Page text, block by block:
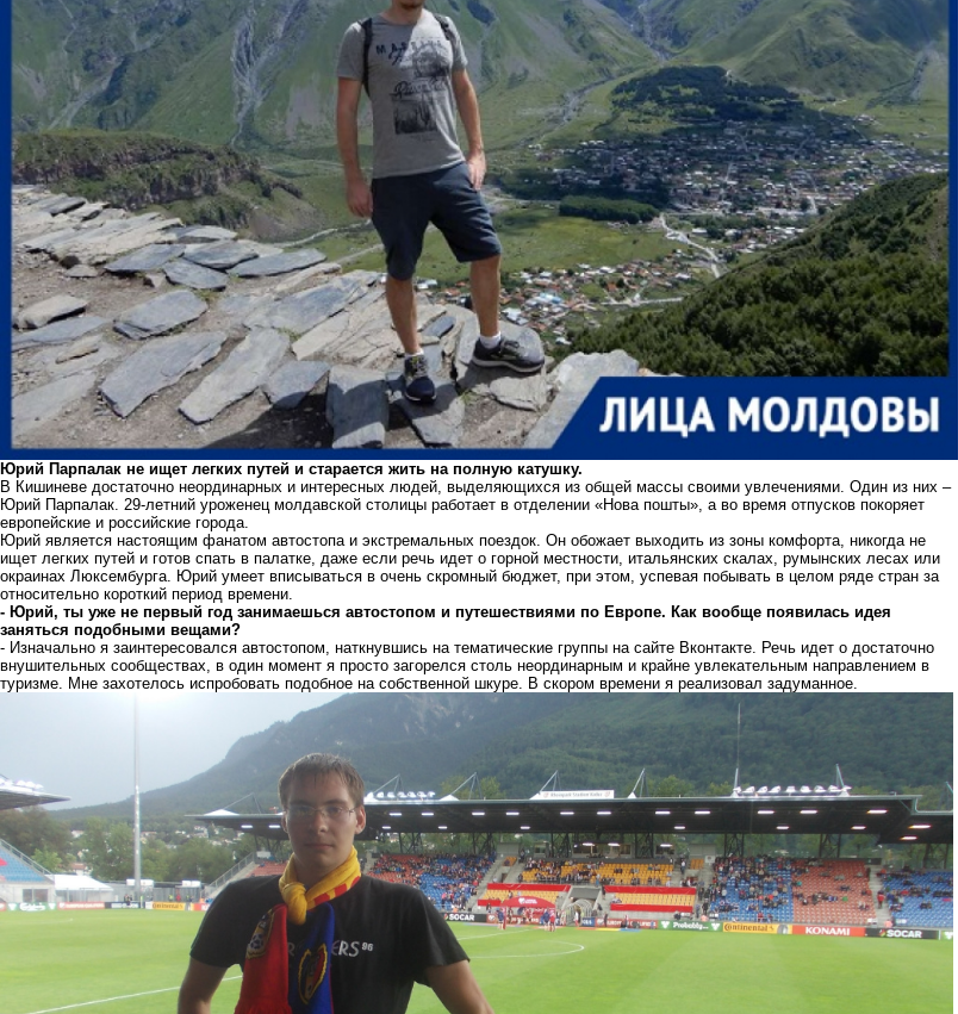
Юрий Парпалак не ищет легких путей и старается жить на полную катушку.
В Кишиневе достаточно неординарных и интересных людей, выделяющихся из общей массы своими увлечениями. Один из них –
Юрий Парпалак. 29-летний уроженец молдавской столицы работает в отделении «Нова пошты», а во время отпусков покоряет
европейские и российские города.
Юрий является настоящим фанатом автостопа и экстремальных поездок. Он обожает выходить из зоны комфорта, никогда не
ищет легких путей и готов спать в палатке, даже если речь идет о горной местности, итальянских скалах, румынских лесах или
окраинах Люксембурга. Юрий умеет вписываться в очень скромный бюджет, при этом, успевая побывать в целом ряде стран за
относительно короткий период времени.
- Юрий, ты уже не первый год занимаешься автостопом и путешествиями по Европе. Как вообще появилась идея
заняться подобными вещами?
- Изначально я заинтересовался автостопом, наткнувшись на тематические группы на сайте Вконтакте. Речь идет о достаточно
внушительных сообществах, в один момент я просто загорелся столь неординарным и крайне увлекательным направлением в
туризме. Мне захотелось испробовать подобное на собственной шкуре. В скором времени я реализовал задуманное.